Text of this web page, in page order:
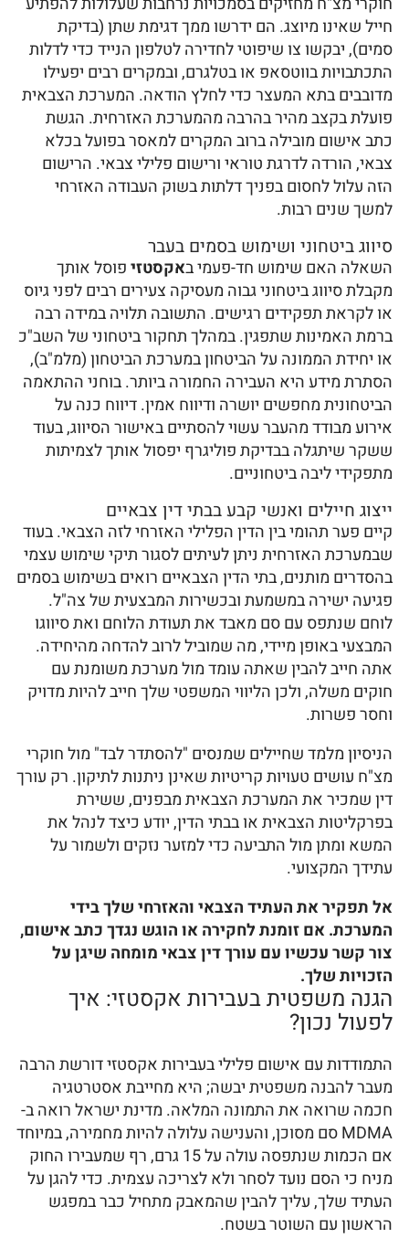
חייל שאינו מיוצג. הם ידרשו ממך דגימת שתן (בדיקת
סמים), יבקשו צו שיפוטי לחדירה לטלפון הנייד כדי לדלות
התכתבויות בווטסאפ או בטלגרם, ובמקרים רבים יפעילו
מדובבים בתא המעצר כדי לחלץ הודאה. המערכת הצבאית
פועלת בקצב מהיר בהרבה מהמערכת האזרחית. הגשת
כתב אישום מובילה ברוב המקרים למאסר בפועל בכלא
צבאי, הורדה לדרגת טוראי ורישום פלילי צבאי. הרישום
הזה עלול לחסום בפניך דלתות בשוק העבודה האזרחי
למשך שנים רבות.
סיווג ביטחוני ושימוש בסמים בעבר
השאלה האם שימוש חד-פעמי באקסטזיפוסל אותך
מקבלת סיווג ביטחוני גבוה מעסיקה צעירים רבים לפני גיוס
או לקראת תפקידים רגישים. התשובה תלויה במידה רבה
ברמת האמינות שתפגין. במהלך תחקור ביטחוני של השב"כ
או יחידת הממונה על הביטחון במערכת הביטחון (מלמ"ב),
הסתרת מידע היא העבירה החמורה ביותר. בוחני ההתאמה
הביטחונית מחפשים יושרה ודיווח אמין. דיווח כנה על
אירוע מבודד מהעבר עשוי להסתיים באישור הסיווג, בעוד
ששקר שיתגלה בבדיקת פוליגרף יפסול אותך לצמיתות
מתפקידי ליבה ביטחוניים.
ייצוג חיילים ואנשי קבע בבתי דין צבאיים
קיים פער תהומי בין הדין הפלילי האזרחי לזה הצבאי. בעוד
שבמערכת האזרחית ניתן לעיתים לסגור תיקי שימוש עצמי
בהסדרים מותנים, בתי הדין הצבאיים רואים בשימוש בסמים
פגיעה ישירה במשמעת ובכשירות המבצעית של צה"ל.
לוחם שנתפס עם סם מאבד את תעודת הלוחם ואת סיווגו
המבצעי באופן מיידי, מה שמוביל לרוב להדחה מהיחידה.
אתה חייב להבין שאתה עומד מול מערכת משומנת עם
חוקים משלה, ולכן הליווי המשפטי שלך חייב להיות מדויק
וחסר פשרות.
הניסיון מלמד שחיילים שמנסים "להסתדר לבד" מול חוקרי
מצ"ח עושים טעויות קריטיות שאינן ניתנות לתיקון. רק עורך
דין שמכיר את המערכת הצבאית מבפנים, ששירת
בפרקליטות הצבאית או בבתי הדין, יודע כיצד לנהל את
המשא ומתן מול התביעה כדי למזער נזקים ולשמור על
עתידך המקצועי.
אל תפקיר את העתיד הצבאי והאזרחי שלך בידי
המערכת. אם זומנת לחקירה או הוגש נגדך כתב אישום,
צור קשר עכשיו עם עורך דין צבאי מומחה שיגן על
הזכויות שלך.
הגנה משפטית בעבירות אקסטזי: איך
לפעול נכון?
התמודדות עם אישום פלילי בעבירות אקסטזי דורשת הרבה
מעבר להבנה משפטית יבשה; היא מחייבת אסטרטגיה
חכמה שרואה את התמונה המלאה. מדינת ישראל רואה ב-
MDMA סם מסוכן, והענישה עלולה להיות מחמירה, במיוחד
אם הכמות שנתפסה עולה על 15 גרם, רף שמעבירו החוק
מניח כי הסם נועד לסחר ולא לצריכה עצמית. כדי להגן על
העתיד שלך, עליך להבין שהמאבק מתחיל כבר במפגש
הראשון עם השוטר בשטח.